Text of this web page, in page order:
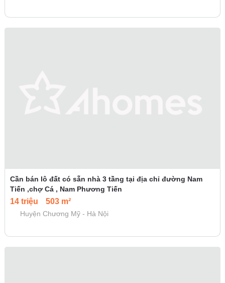
Cần bán lô đất có sẵn nhà 3 tầng tại địa chỉ đường Nam
Tiến ,chợ Cá , Nam Phương Tiến
14 triệu 503 m²
Huyện Chương Mỹ - Hà Nội